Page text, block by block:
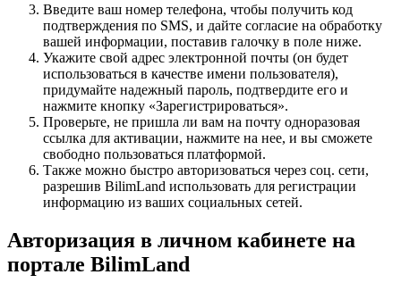
Введите ваш номер телефона, чтобы получить код
подтверждения по SMS, и дайте согласие на обработку
вашей информации, поставив галочку в поле ниже.
Укажите свой адрес электронной почты (он будет
использоваться в качестве имени пользователя),
придумайте надежный пароль, подтвердите его и
нажмите кнопку «Зарегистрироваться».
Проверьте, не пришла ли вам на почту одноразовая
ссылка для активации, нажмите на нее, и вы сможете
свободно пользоваться платформой.
Также можно быстро авторизоваться через соц. сети,
разрешив BilimLand использовать для регистрации
информацию из ваших социальных сетей.
Авторизация в личном кабинете на
портале BilimLand